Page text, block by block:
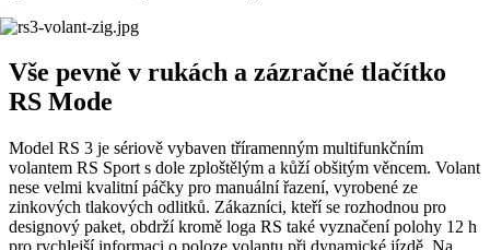
Vše pevně v rukách a zázračné tlačítko
RS Mode
Model RS 3 je sériově vybaven tříramenným multifunkčním
volantem RS Sport s dole zploštělým a kůží obšitým věncem. Volant
nese velmi kvalitní páčky pro manuální řazení, vyrobené ze
zinkových tlakových odlitků. Zákazníci, kteří se rozhodnou pro
designový paket, obdrží kromě loga RS také vyznačení polohy 12 h